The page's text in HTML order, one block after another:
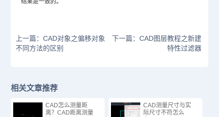
结果是一致的。
上一篇：CAD对象之偏移对象
不同方法的区别
下一篇：CAD图层教程之新建
特性过滤器
相关文章推荐
CAD怎么测量距
离？CAD距离测量
CAD测量尺寸与实
际尺寸不符怎么